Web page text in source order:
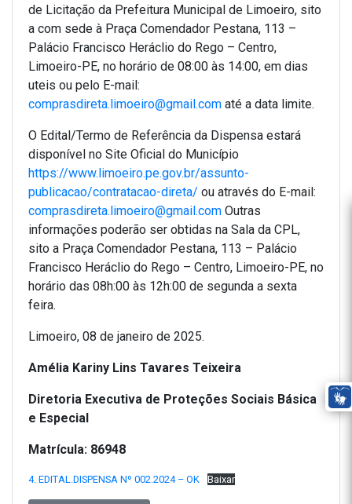
de Licitação da Prefeitura Municipal de Limoeiro, sito
a com sede à Praça Comendador Pestana, 113 –
Palácio Francisco Heráclio do Rego – Centro,
Limoeiro-PE, no horário de 08:00 às 14:00, em dias
uteis ou pelo E-mail:
comprasdireta.limoeiro@gmail.com até a data limite.
O Edital/Termo de Referência da Dispensa estará
disponível no Site Oficial do Município
https://www.limoeiro.pe.gov.br/assunto-
publicacao/contratacao-direta/ ou através do E-mail:
comprasdireta.limoeiro@gmail.com Outras
informações poderão ser obtidas na Sala da CPL,
sito a Praça Comendador Pestana, 113 – Palácio
Francisco Heráclio do Rego – Centro, Limoeiro-PE, no
horário das 08h:00 às 12h:00 de segunda a sexta
feira.
Limoeiro, 08 de janeiro de 2025.
Amélia Kariny Lins Tavares Teixeira
Diretoria Executiva de Proteções Sociais Básica
e Especial
Matrícula: 86948
4. EDITAL.DISPENSA Nº 002.2024 – OK Baixar